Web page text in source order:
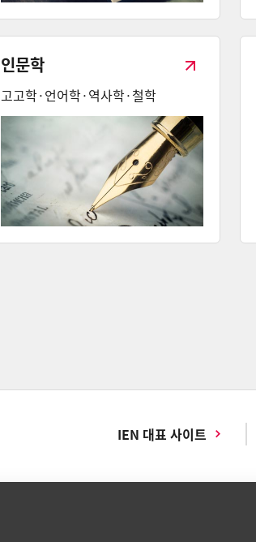
인문학
고고학·언어학·역사학·철학
IEN 대표 사이트